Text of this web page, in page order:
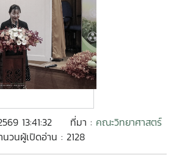
13:41:32 ที่มา : คณะวิทยาศาสตร์
นวนผู้เปิดอ่าน : 2128